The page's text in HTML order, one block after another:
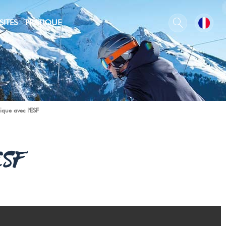
PRATIQUE
avec l'ESF